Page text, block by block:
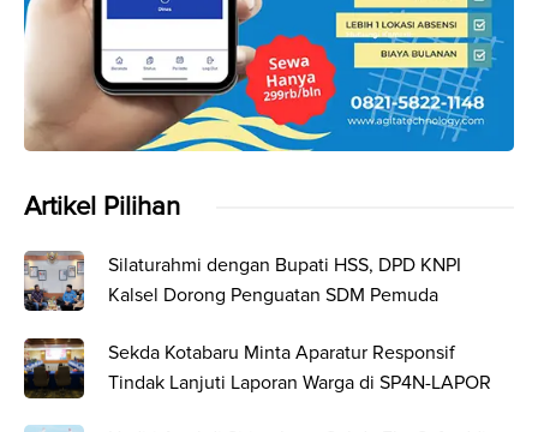
Artikel Pilihan
Silaturahmi dengan Bupati HSS, DPD KNPI
Kalsel Dorong Penguatan SDM Pemuda
Sekda Kotabaru Minta Aparatur Responsif
Tindak Lanjuti Laporan Warga di SP4N-LAPOR